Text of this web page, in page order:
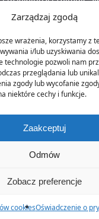
Zarządzaj zgodą
wrażenia, korzystamy z
i/lub uzyskiwania
technologie pozwoli nam
przeglądania lub
zgody lub wycofanie
niektóre cechy i funkcje.
Zaakceptuj
Odmów
Zobacz preferencje
cookiesOświadczenie o
informatycznych
z o.o.
55